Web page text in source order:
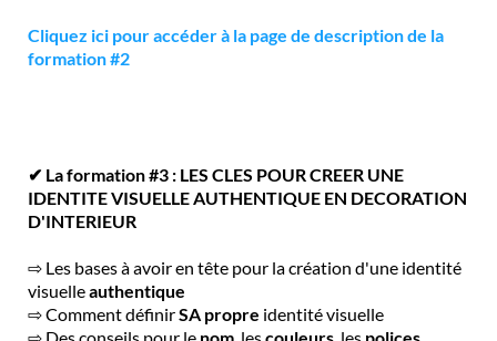
Cliquez ici pour accéder à la page de description de la
formation #2
✔ La formation #3 : LES CLES POUR CREER UNE
IDENTITE VISUELLE AUTHENTIQUE EN DECORATION
D'INTERIEUR
⇨ Les bases à avoir en tête pour la création d'une identité
visuelleauthentique
⇨ Comment définirSA propre identité visuelle